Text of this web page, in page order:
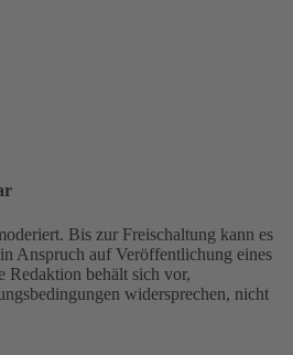
Bis zur Freischaltung kann es
Anspruch auf Veröffentlichung eines
Redaktion behält sich vor,
widersprechen, nicht